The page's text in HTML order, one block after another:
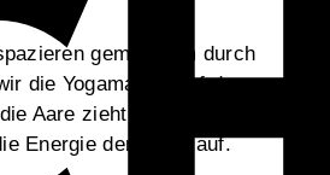
gemeinsam durch
die Yogamatten auf der
Aare zieht in der Nähe
Energie der Natur auf.